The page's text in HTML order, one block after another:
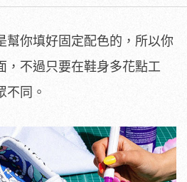
幫你填好固定配色的，所以你
，不過只要在鞋身多花點工
不同。